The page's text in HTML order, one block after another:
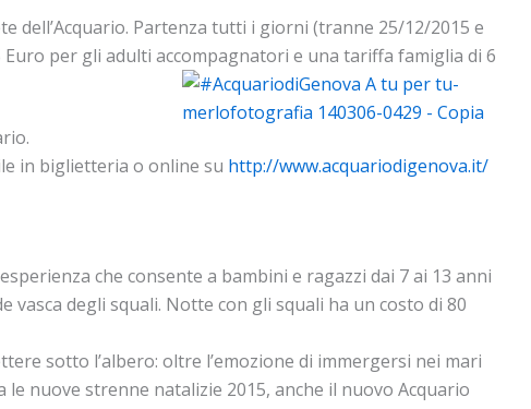
dell’Acquario. Partenza tutti i giorni (tranne 25/12/2015 e
Euro per gli adulti accompagnatori e una tariffa famiglia di 6
in biglietteria o online su http://www.acquariodigenova.it/
che consente a bambini e ragazzi dai 7 ai 13 anni
vasca degli squali. Notte con gli squali ha un costo di 80
sotto l’albero: oltre l’emozione di immergersi nei mari
nuove strenne natalizie 2015, anche il nuovo Acquario